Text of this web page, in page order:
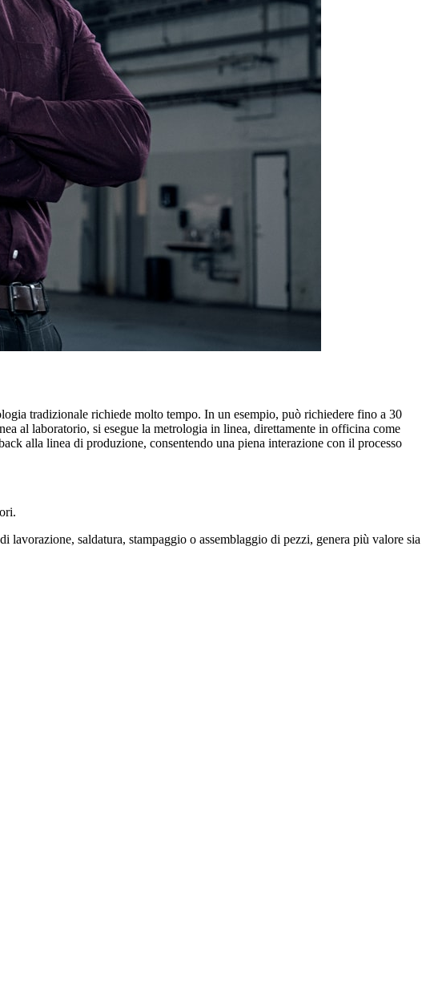
tradizionale richiede molto tempo. In un esempio, può richiedere fino a 30
al laboratorio, si esegue la metrologia in linea, direttamente in officina come
alla linea di produzione, consentendo una piena interazione con il processo
saldatura, stampaggio o assemblaggio di pezzi, genera più valore sia